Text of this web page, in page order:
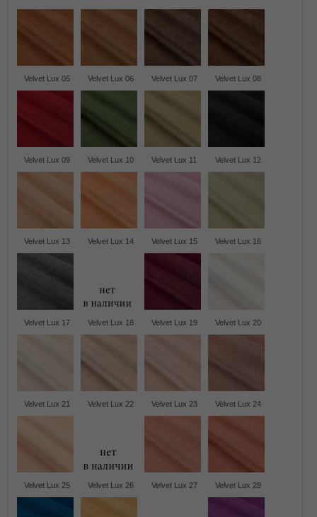
Velvet Lux 05 Velvet Lux 06 Velvet Lux 07 Velvet Lux 08
Velvet Lux 09 Velvet Lux 10 Velvet Lux 11 Velvet Lux 12
Velvet Lux 13 Velvet Lux 14 Velvet Lux 15 Velvet Lux 16
Velvet Lux 17 Velvet Lux 18 Velvet Lux 19 Velvet Lux 20
Velvet Lux 21 Velvet Lux 22 Velvet Lux 23 Velvet Lux 24
Velvet Lux 25 Velvet Lux 26 Velvet Lux 27 Velvet Lux 28